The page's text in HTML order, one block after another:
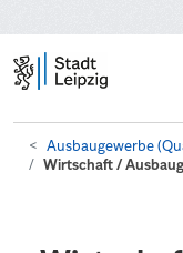
Ausbaugewerbe
Wirtschaft /